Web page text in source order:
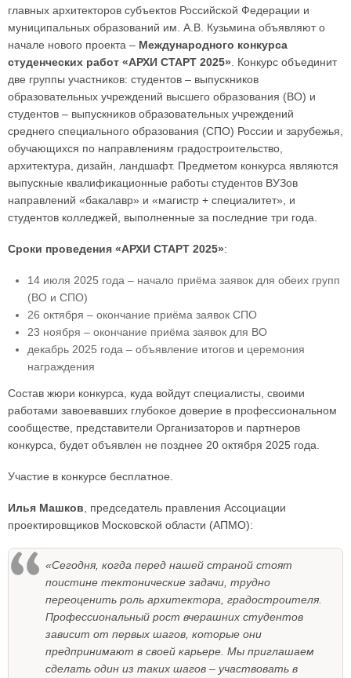
главных архитекторов субъектов Российской Федерации и
муниципальных образований им. А.В. Кузьмина объявляют о
начале нового проекта – Международного конкурса
студенческих работ «АРХИ СТАРТ 2025» . Конкурс объединит
две группы участников: студентов – выпускников
образовательных учреждений высшего образования (ВО) и
студентов – выпускников образовательных учреждений
среднего специального образования (СПО) России и зарубежья,
обучающихся по направлениям градостроительство,
архитектура, дизайн, ландшафт. Предметом конкурса являются
выпускные квалификационные работы студентов ВУЗов
направлений «бакалавр» и «магистр + специалитет», и
студентов колледжей, выполненные за последние три года.
Сроки проведения «АРХИ СТАРТ 2025»:
14 июля 2025 года – начало приёма заявок для обеих групп
(ВО и СПО)
26 октября – окончание приёма заявок СПО
23 ноября – окончание приёма заявок для ВО
декабрь 2025 года – объявление итогов и церемония
награждения
Состав жюри конкурса, куда войдут специалисты, своими
работами завоевавших глубокое доверие в профессиональном
сообществе, представители Организаторов и партнеров
конкурса, будет объявлен не позднее 20 октября 2025 года.
Участие в конкурсе бесплатное.
Илья Машков , председатель правления Ассоциации
проектировщиков Московской области (АПМО):
«Сегодня, когда перед нашей страной стоят
поистине тектонические задачи, трудно
переоценить роль архитектора, градостроителя.
Профессиональный рост вчерашних студентов
зависит от первых шагов, которые они
предпринимают в своей карьере. Мы приглашаем
сделать один из таких шагов – участвовать в